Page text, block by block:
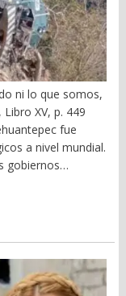
ni lo que somos,
XV, p. 449
fue
a nivel mundial.
gobiernos
todos
Panamá y
vía inaugurada
nuevas vías. En